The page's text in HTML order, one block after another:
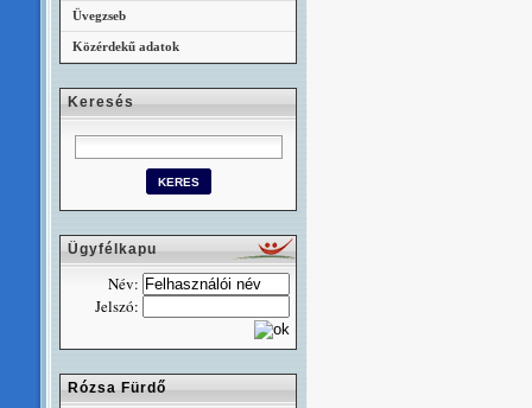
Üvegzseb
Közérdekű adatok
Keresés
Ügyfélkapu
Név:
Jelszó:
Rózsa Fürdő